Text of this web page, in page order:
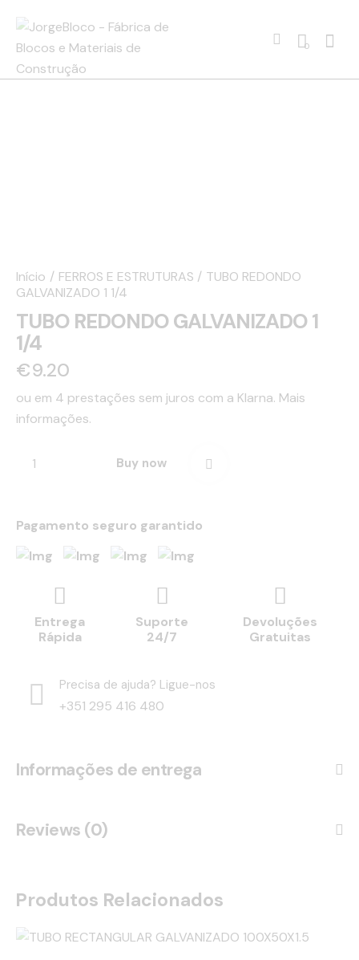
0
Início FERROS E ESTRUTURAS
TUBO REDONDO
GALVANIZADO 1 1/4
TUBO REDONDO GALVANIZADO 1
1/4
€9.20
ou em 4 prestações sem juros com a Klarna. Mais
informações.
Buy now
Pagamento seguro garantido
Entrega
Rápida
Suporte
24/7
Devoluções
Gratuitas
Precisa de ajuda? Ligue-nos
+351 295 416 480
Informações de entrega
Reviews (0)
Produtos Relacionados